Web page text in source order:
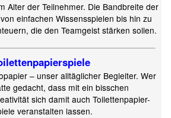
Alter der Teilnehmer. Die Bandbreite der
einfachen Wissensspielen bis hin zu
die den Teamgeist stärken sollen.
spiele
– unser alltäglicher Begleiter. Wer
gedacht, dass mit ein bisschen
sich damit auch Toilettenpapier-
veranstalten lassen.